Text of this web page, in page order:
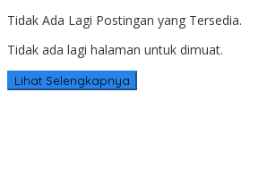
Tidak Ada Lagi Postingan yang Tersedia.
Tidak ada lagi halaman untuk dimuat.
Lihat Selengkapnya